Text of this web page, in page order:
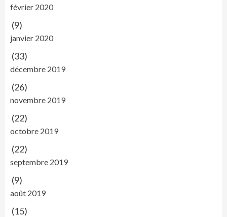
février 2020
(9)
janvier 2020
(33)
décembre 2019
(26)
novembre 2019
(22)
octobre 2019
(22)
septembre 2019
(9)
août 2019
(15)